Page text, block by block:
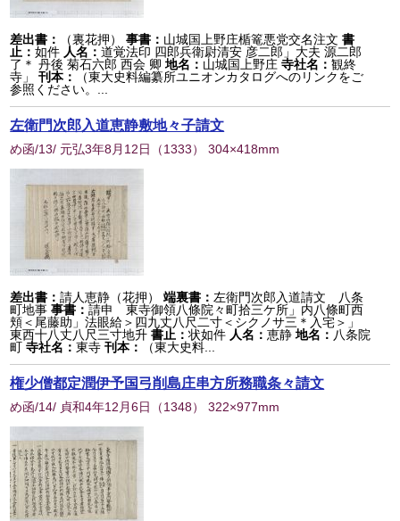
差出書： （裏花押） 事書： 山城国上野庄楯篭悪党交名注文 書
止：如件 人名：道覚法印 四郎兵衛尉清安 彦二郎」大夫 源二郎
了＊ 丹後 菊石六郎 西会 卿 地名： 山城国上野庄 寺社名：観終
寺」
刊本：
（東大史料編纂所ユニオンカタログへのリンクをご
参照ください。...
左衛門次郎入道恵静敷地々子請文
め函/13/ 元弘3年8月12日 （1333） 304×418mm
差出書：請人恵静（花押） 端裏書： 左衛門次郎入道請文 八条
町地事 事書：請申 東寺御領八條院々町拾三ケ所」内八條町西
頬＜尾藤助」法眼給＞四九丈八尺二寸＜シクノサ三＊入宅＞」
東西十八丈八尺三寸地升 書止：状如件 人名：恵静 地名： 八条院
町 寺社名：東寺 刊本： （東大史料...
権少僧都定潤伊予国弓削島庄串方所務職条々請文
め函/14/ 貞和4年12月6日 （1348） 322×977mm